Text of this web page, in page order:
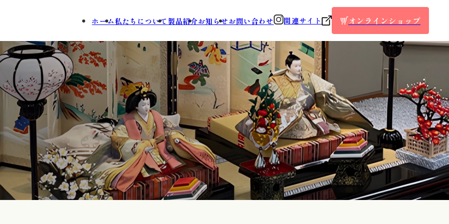
ホーム私たちについて 製品紹介お知らせお問い合わせ 関連サイト オンラインショップ